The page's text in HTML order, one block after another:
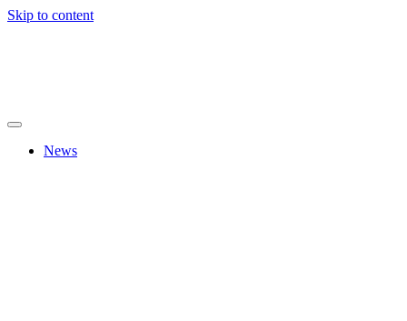
Skip to content
News